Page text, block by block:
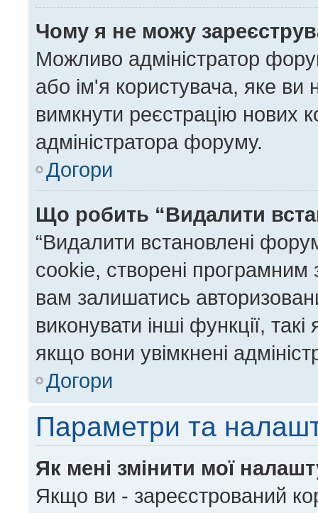
Чому я не можу
Можливо адміністратор
або ім'я користувача, яке ви
вимкнути реєстрацію нових
адміністратора форуму.
Догори
Що робить “Видалити
“Видалити встановлені
cookie, створені
вам залишатись
виконувати інші функції,
якщо вони увімкнені
Догори
Параметри та
Як мені змінити мої
Якщо ви - зареєстрований